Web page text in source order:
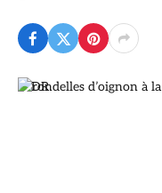
© DR